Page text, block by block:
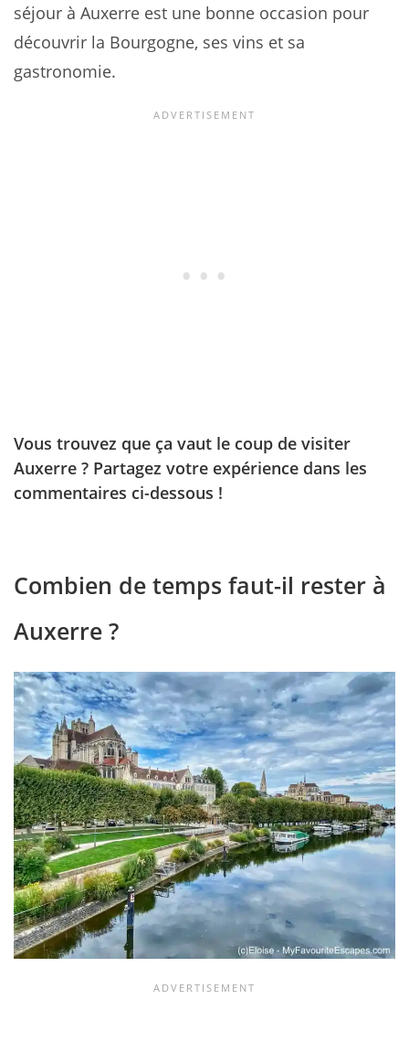
séjour à Auxerre est une bonne occasion pour
découvrir la Bourgogne, ses vins et sa
gastronomie.
Vous trouvez que ça vaut le coup de visiter
Auxerre ? Partagez votre expérience dans les
commentaires ci-dessous !
Combien de temps faut-il rester à
Auxerre ?